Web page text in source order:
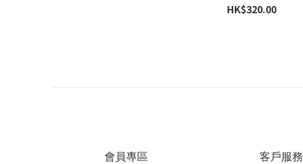
(For STREET-DRAK
VANCORE 2 Only)【訂購前請
HK$320.00
會員專區 客戶服務